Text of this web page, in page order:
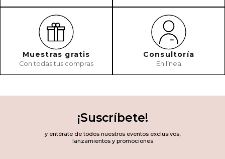
Muestras gratis
Con todas tus compras
Consultoría
En línea
¡Suscríbete!
y entérate de todos nuestros eventos exclusivos,
lanzamientos y promociones